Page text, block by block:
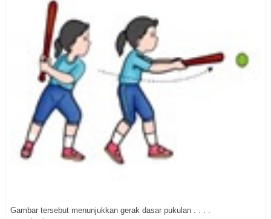
Gambar tersebut menunjukkan gerak dasar pukulan . . . .